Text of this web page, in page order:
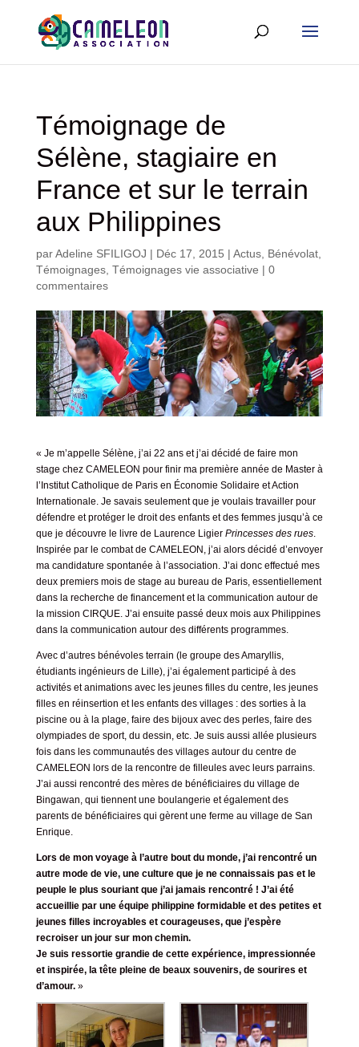
Témoignage de
Sélène, stagiaire en
France et sur le terrain
aux Philippines
parAdeline SFILIGOJ | Déc 17, 2015 | Actus, Bénévolat,
Témoignages, Témoignages vie associative | 0
commentaires
« Je m’appelle Sélène, j’ai 22 ans et j’ai décidé de faire mon
stage chez CAMELEON pour finir ma première année de Master à
l’Institut Catholique de Paris en Économie Solidaire et Action
Internationale. Je savais seulement que je voulais travailler pour
défendre et protéger le droit des enfants et des femmes jusqu’à ce
que je découvre le livre de Laurence Ligier Princesses des rues.
Inspirée par le combat de CAMELEON, j’ai alors décidé d’envoyer
ma candidature spontanée à l’association. J’ai donc effectué mes
deux premiers mois de stage au bureau de Paris, essentiellement
dans la recherche de financement et la communication autour de
la mission CIRQUE. J’ai ensuite passé deux mois aux Philippines
dans la communication autour des différents programmes.
Avec d’autres bénévoles terrain (le groupe des Amaryllis,
étudiants ingénieurs de Lille), j’ai également participé à des
activités et animations avec les jeunes filles du centre, les jeunes
filles en réinsertion et les enfants des villages : des sorties à la
piscine ou à la plage, faire des bijoux avec des perles, faire des
olympiades de sport, du dessin, etc. Je suis aussi allée plusieurs
fois dans les communautés des villages autour du centre de
CAMELEON lors de la rencontre de filleules avec leurs parrains.
J’ai aussi rencontré des mères de bénéficiaires du village de
Bingawan, qui tiennent une boulangerie et également des
parents de bénéficiaires qui gèrent une ferme au village de San
Enrique.
Lors de mon voyage à l’autre bout du monde, j’ai rencontré un
autre mode de vie, une culture que je ne connaissais pas et le
peuple le plus souriant que j’ai jamais rencontré ! J’ai été
accueillie par une équipe philippine formidable et des petites et
jeunes filles incroyables et courageuses, que j’espère
recroiser un jour sur mon chemin.
Je suis ressortie grandie de cette expérience, impressionnée
et inspirée, la tête pleine de beaux souvenirs, de sourires et
d’amour.»